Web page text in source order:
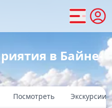
в Байне-
Посмотреть Экскурсии